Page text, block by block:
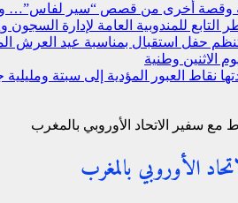
وقصة أخرى من قصص “سير لفاس”…
التابع للمندوبية العامة لإدارة
حفل استقبال بمناسبة عيد العرش
الاثنين وطنية
نقاط العبور المؤدية إلى سبتة
مع سفير الاتحاد الأوروبي بالمغرب
الأوروبي بالمغرب